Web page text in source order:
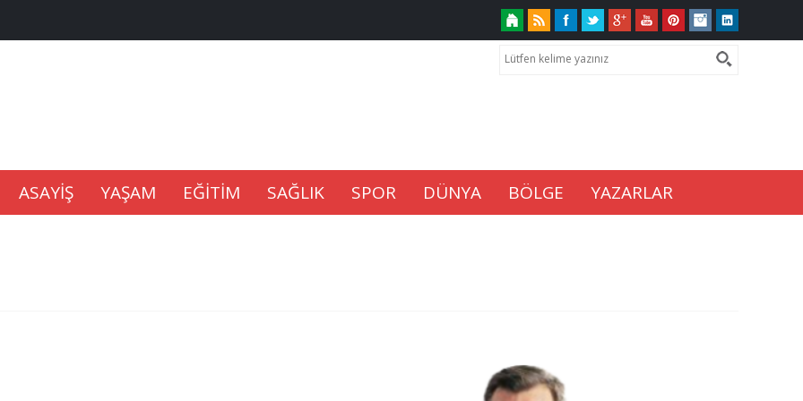
ASAYİŞ YAŞAM EĞİTİM SAĞLIK SPOR DÜNYA BÖLGE YAZARLAR